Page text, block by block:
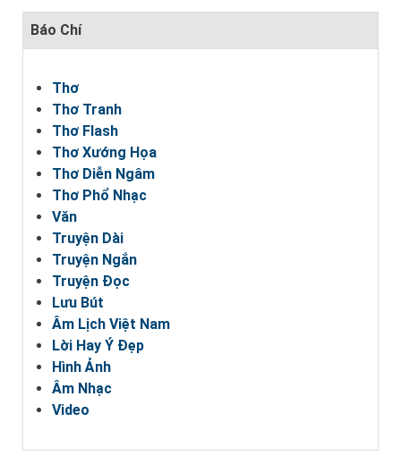
Báo Chí
Thơ
Thơ Tranh
Thơ Flash
Thơ Xướng Họa
Thơ Diễn Ngâm
Thơ Phổ Nhạc
Văn
Truyện Dài
Truyện Ngắn
Truyện Đọc
Lưu Bút
Âm Lịch Việt Nam
Lời Hay Ý Đẹp
Hình Ảnh
Âm Nhạc
Video